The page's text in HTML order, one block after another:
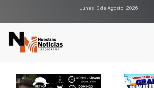
Lunes 10 de Agosto, 2026